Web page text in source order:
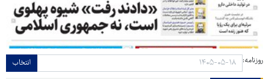
روزنامه: انتخاب